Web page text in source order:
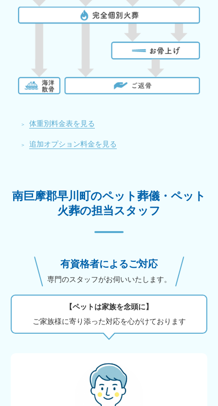
体重別料金表を見る
追加オプション料金を見る
南巨摩郡早川町のペット葬儀・ペット
火葬の担当スタッフ
有資格者によるご対応
専門のスタッフがお伺いいたします。
【ペットは家族を念頭に】
ご家族様に寄り添った対応を心がけております